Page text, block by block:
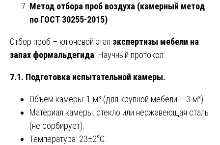
Метод отбора проб воздуха (камерный метод
по ГОСТ 30255-2015)
Отбор проб – ключевой этап экспертизы мебели на
запах формальдегида . Научный протокол:
7.1. Подготовка испытательной камеры.
Объём камеры: 1 м³ (для крупной мебели – 3 м³).
Материал камеры: стекло или нержавеющая сталь
(не сорбирует).
Температура: 23±2°C.